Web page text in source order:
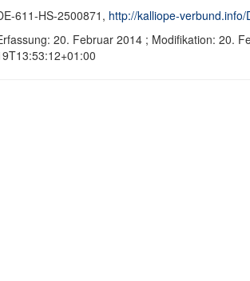
611-HS-2500871, http://kalliope-
20. Februar 2014 ; Modifikation: 20.